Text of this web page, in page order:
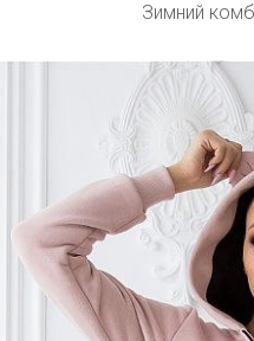
Зимний